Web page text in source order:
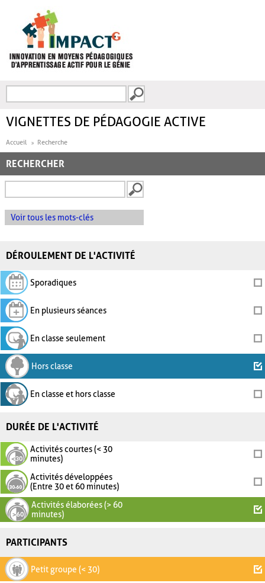
FORMULAIRE DE
VIGNETTES DE PÉDAGOGIE ACTIVE
Accueil Recherche
RECHERCHER
Voir tous les mots-clés
DÉROULEMENT DE L'ACTIVITÉ
Sporadiques
En plusieurs séances
En classe seulement
Hors classe
En classe et hors classe
DURÉE DE L'ACTIVITÉ
Activités courtes (< 30
minutes)
Activités développées
(Entre 30 et 60 minutes)
Activités élaborées (> 60
minutes)
PARTICIPANTS
Petit groupe (< 30)